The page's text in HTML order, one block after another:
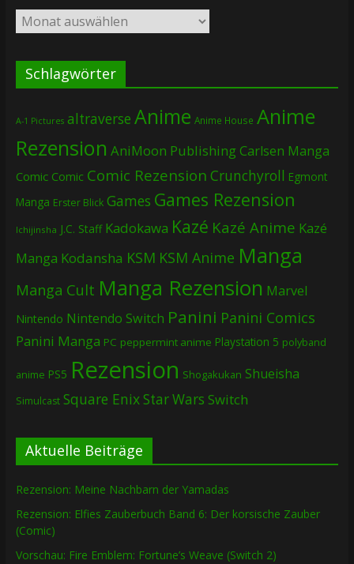
Archiv
Schlagwörter
A-1 Pictures altraverse Anime Anime House Anime
Rezension AniMoon PublishingCarlsen Manga
Comic Comic Comic Rezension Crunchyroll Egmont
Manga Erster Blick Games Games Rezension
Ichijinsha J.C. Staff Kadokawa Kazé Kazé Anime Kazé
Manga Kodansha KSM KSM Anime Manga
Manga Cult Manga Rezension Marvel
Nintendo Nintendo Switch Panini Panini Comics
Panini Manga PC peppermint anime Playstation 5 polyband
anime PS5 Rezension Shogakukan Shueisha
Simulcast Square EnixStar Wars Switch
Aktuelle Beiträge
Rezension: Meine Nachbarn der Yamadas
Rezension: Elfies Zauberbuch Band 6: Der korsische Zauber
(Comic)
Vorschau: Fire Emblem: Fortune’s Weave (Switch 2)